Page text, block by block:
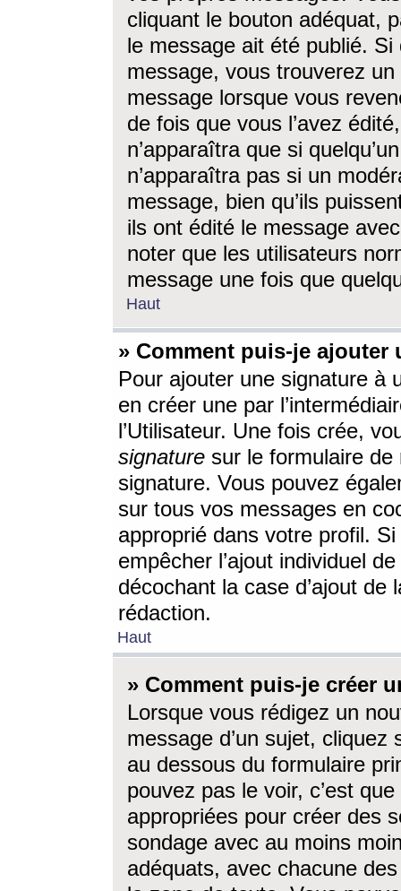
cliquant le bouton adéquat,
le message ait été publié. Si
message, vous trouverez
message lorsque vous
de fois que vous l’avez
n’apparaîtra que si
n’apparaîtra pas si un
message, bien qu’ils
ils ont édité le message
noter que les utilisateurs
message une fois que
Haut
» Comment puis-je ajouter
Pour ajouter une signature à
en créer une par
l’Utilisateur. Une fois crée,
signature sur le formulaire de
signature. Vous pouvez
sur tous vos messages en
approprié dans votre profil.
empêcher l’ajout individuel
décochant la case d’ajout
rédaction.
Haut
» Comment puis-je créer
Lorsque vous rédigez un
message d’un sujet, cliquez
au dessous du formulaire
pouvez pas le voir, c’est
appropriées pour créer des
sondage avec au moins
adéquats, avec chacune